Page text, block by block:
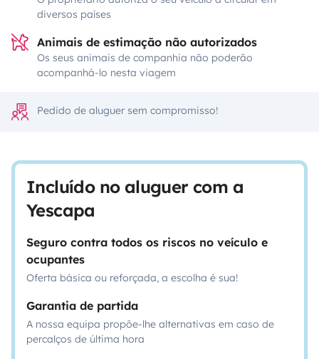
diversos países
Animais de estimação não autorizados
Os seus animais de companhia não poderão
acompanhá-lo nesta viagem
Pedido de aluguer sem compromisso!
Incluído no aluguer com a
Yescapa
Seguro contra todos os riscos no veículo e
ocupantes
Oferta básica ou reforçada, a escolha é sua!
Garantia de partida
A nossa equipa propõe-lhe alternativas em caso de
percalços de última hora